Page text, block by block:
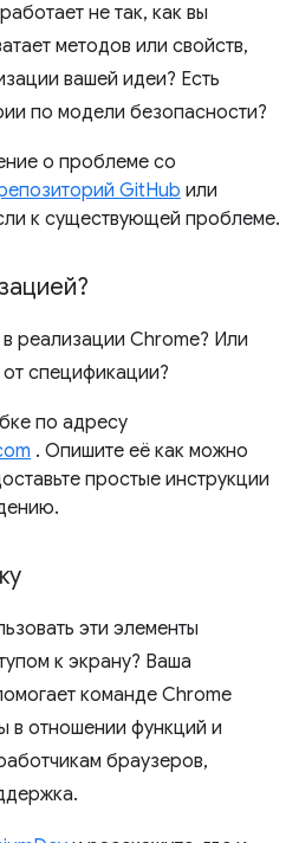
не так, как вы
методов или свойств,
вашей идеи? Есть
по модели безопасности?
о проблеме со
GitHub или
к существующей проблеме.
реализации Chrome? Или
спецификации?
по адресу
. Опишите её как можно
простые инструкции
эти элементы
к экрану? Ваша
команде Chrome
в отношении функций и
браузеров,